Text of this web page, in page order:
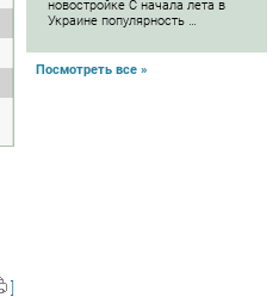
новостройке С начала лета в
Украине популярность …
Посмотреть все »